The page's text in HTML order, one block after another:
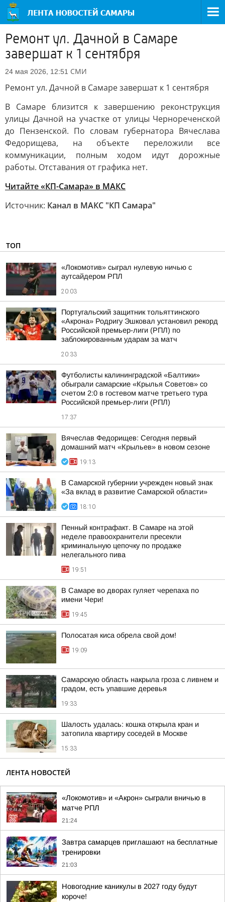
Ремонт ул. Дачной в Самаре
завершат к 1 сентября
24 мая 2026, 12:51 СМИ
Ремонт ул. Дачной в Самаре завершат к 1 сентября
В Самаре близится к завершению реконструкция
улицы Дачной на участке от улицы Чернореченской
до Пензенской. По словам губернатора Вячеслава
Федорищева, на объекте переложили все
коммуникации, полным ходом идут дорожные
работы. Отставания от графика нет.
Читайте «КП-Самара» в МАКС
Источник: Канал в МАКС "КП Самара"
ТОП
«Локомотив» сыграл нулевую ничью с
аутсайдером РПЛ
20:03
Португальский защитник тольяттинского
«Акрона» Родригу Эшковал установил рекорд
Российской премьер-лиги (РПЛ) по
заблокированным ударам за матч
20:33
Футболисты калининградской «Балтики»
обыграли самарские «Крылья Советов» со
счетом 2:0 в гостевом матче третьего тура
Российской премьер-лиги (РПЛ)
17:37
Вячеслав Федорищев: Сегодня первый
домашний матч «Крыльев» в новом сезоне
19:13
В Самарской губернии учрежден новый знак
«За вклад в развитие Самарской области»
18:10
Пенный контрафакт. В Самаре на этой
неделе правоохранители пресекли
криминальную цепочку по продаже
нелегального пива
19:51
В Самаре во дворах гуляет черепаха по
имени Чери!
19:45
Полосатая киса обрела свой дом!
19:09
Самарскую область накрыла гроза с ливнем и
градом, есть упавшие деревья
19:33
Шалость удалась: кошка открыла кран и
затопила квартиру соседей в Москве
15:33
ЛЕНТА НОВОСТЕЙ
«Локомотив» и «Акрон» сыграли вничью в
матче РПЛ
21:24
Завтра самарцев приглашают на бесплатные
тренировки
21:03
Новогодние каникулы в 2027 году будут
короче!